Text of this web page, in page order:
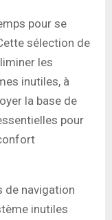
pour se
sélection de
les
inutiles, à
la base de
pour
de navigation
inutiles